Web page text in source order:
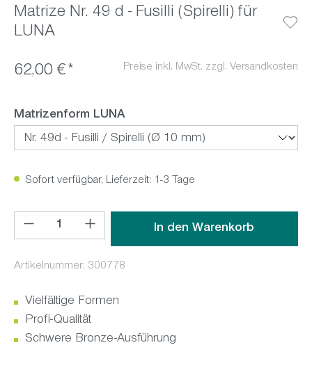
Matrize Nr. 49 d - Fusilli (Spirelli) für
LUNA
62,00 €* Preise inkl. MwSt. zzgl. Versandkosten
Matrizenform LUNAauswählen
Sofort verfügbar, Lieferzeit: 1-3 Tage
Produkt Anzahl: Gib den gewünschten Wert ein oder
In den Warenkorb
Artikelnummer: 300778
Vielfältige Formen
Profi-Qualität
Schwere Bronze-Ausführung